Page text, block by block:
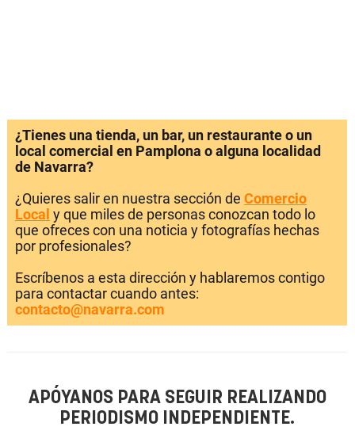
¿Tienes una tienda, un bar, un restaurante o un
local comercial en Pamplona o alguna localidad
de Navarra?
¿Quieres salir en nuestra sección de Comercio
Local y que miles de personas conozcan todo lo
que ofreces con una noticia y fotografías hechas
por profesionales?
Escríbenos a esta dirección y hablaremos contigo
para contactar cuando antes:
contacto@navarra.com
APÓYANOS PARA SEGUIR REALIZANDO
PERIODISMO INDEPENDIENTE.